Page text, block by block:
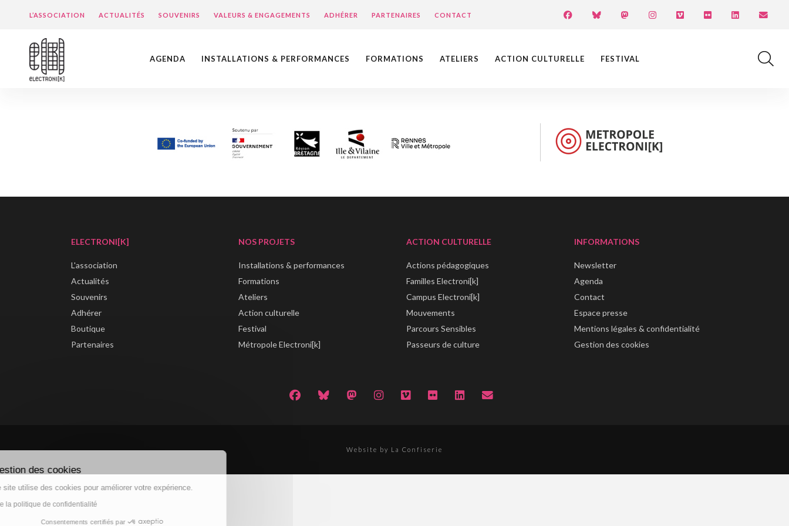
L’ASSOCIATION ACTUALITÉS SOUVENIRS VALEURS & ENGAGEMENTS ADHÉRER PARTENAIRES CONTACT
AGENDA INSTALLATIONS & PERFORMANCES FORMATIONS ATELIERS ACTION CULTURELLE FESTIVAL
ELECTRONI[K]
L'association
Actualités
Souvenirs
Adhérer
Boutique
Partenaires
NOS PROJETS
Installations & performances
Formations
Ateliers
Action culturelle
Festival
Métropole Electroni[k]
ACTION CULTURELLE
Actions pédagogiques
Familles Electroni[k]
Campus Electroni[k]
Mouvements
Parcours Sensibles
Passeurs de culture
INFORMATIONS
Newsletter
Agenda
Contact
Espace presse
Mentions légales & confidentialité
Gestion des cookies
Website by La Confiserie
Gestion des cookies
Ce site utilise des cookies pour améliorer votre expérience.
Lire la politique de confidentialité
Consentements certifiés par